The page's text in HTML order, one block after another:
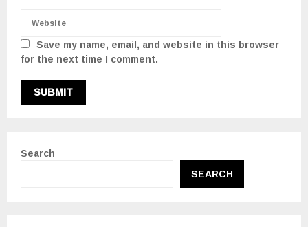
Save my name, email, and website in this browser
for the next time I comment.
Search
SEARCH